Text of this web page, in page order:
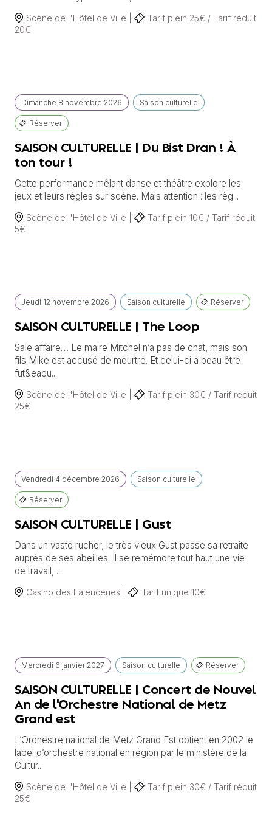
Scène de l'Hôtel de Ville |
Tarif plein 25€ / Tarif réduit
20€
Dimanche 8 novembre 2026 Saison culturelle
Réserver
SAISON CULTURELLE | Du Bist Dran ! À
ton tour !
Cette performance mêlant danse et théâtre explore les
jeux et leurs règles sur scène. Mais attention : les règ...
Scène de l'Hôtel de Ville |
Tarif plein 10€ / Tarif réduit
5€
Jeudi 12 novembre 2026 Saison culturelle Réserver
SAISON CULTURELLE | The Loop
Sale affaire… Le maire Mitchel n’a pas de chat, mais son
fils Mike est accusé de meurtre. Et celui-ci a beau être
fut&eacu...
Scène de l'Hôtel de Ville |
Tarif plein 30€ / Tarif réduit
25€
Vendredi 4 décembre 2026 Saison culturelle
Réserver
SAISON CULTURELLE | Gust
Dans un vaste rucher, le très vieux Gust passe sa retraite
auprès de ses abeilles. Il se remémore tout haut une vie
de travail, ...
Casino des Faïenceries | Tarif unique 10€
Mercredi 6 janvier 2027 Saison culturelle Réserver
SAISON CULTURELLE | Concert de Nouvel
An de l'Orchestre National de Metz
Grand est
L’Orchestre national de Metz Grand Est obtient en 2002 le
label d’orchestre national en région par le ministère de la
Cultur...
Scène de l'Hôtel de Ville |
Tarif plein 30€ / Tarif réduit
25€